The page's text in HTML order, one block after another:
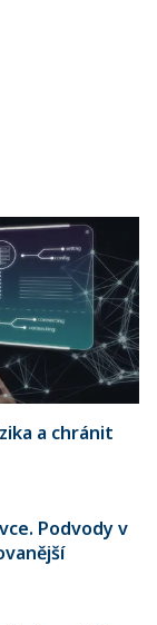
a chránit
Podvody v